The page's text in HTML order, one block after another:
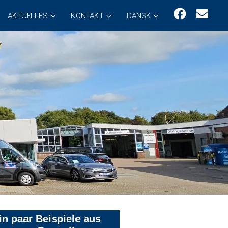
AKTUELLES KONTAKT DANSK
paar Beispiele aus